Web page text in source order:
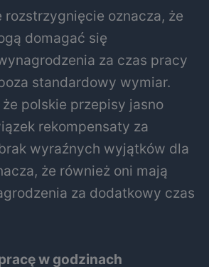
rozstrzygnięcie oznacza, że
domagać się
za czas pracy
standardowy wymiar.
że polskie przepisy jasno
rekompensaty za
wyraźnych wyjątków dla
że również oni mają
za dodatkowy czas
w godzinach